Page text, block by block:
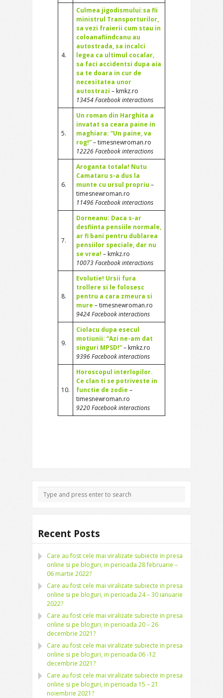
4.
Culmea jigodismului:sa fii
ministrul Transporturilor,
sa vezi fraierii cum stau in
coloanafiindcanu au
autostrada, sa incalci
legea ca ultimul cocalar,
sa faci accidentsi dupa aia
sa te doara in cur de
necesitatea unor
autostrazi – kmkz.ro
13454 Facebook interactions
5.
Un roman din Harghita a
invatat sa ceara paine in
maghiara: “Un paine, va
rog!”– timesnewroman.ro
12226 Facebook interactions
6.
Aroganta totala! Nutu
Camataru s-a dus la
munte cu ursul propriu –
timesnewroman.ro
11496 Facebook interactions
7.
Dorneanu: Daca s-ar
desfiinta pensiile normale,
ar fi bani pentru dublarea
pensiilor speciale, dar nu
se vrea! – kmkz.ro
10073 Facebook interactions
8.
Evolutie! Ursii fura
trollere si le folosesc
pentru a cara zmeura si
mure – timesnewroman.ro
9424 Facebook interactions
9.
Ciolacu dupa esecul
motiunii: “Azi ne-am dat
singuri MPSD!”– kmkz.ro
9396 Facebook interactions
10.
Horoscopul interlopilor.
Ce clan ti se potriveste in
functie de zodie –
timesnewroman.ro
9220 Facebook interactions
Recent Posts
Care au fost cele mai viralizate subiecte in presa
online si pe bloguri, in perioada 28 februarie –
06 martie 2022?
Care au fost cele mai viralizate subiecte in presa
online si pe bloguri, in perioada 24 – 30 ianuarie
2022?
Care au fost cele mai viralizate subiecte in presa
online si pe bloguri, in perioada 20 – 26
decembrie 2021?
Care au fost cele mai viralizate subiecte in presa
online si pe bloguri, in perioada 06 -12
decembrie 2021?
Care au fost cele mai viralizate subiecte in presa
online si pe bloguri, in perioada 15 – 21
noiembrie 2021?